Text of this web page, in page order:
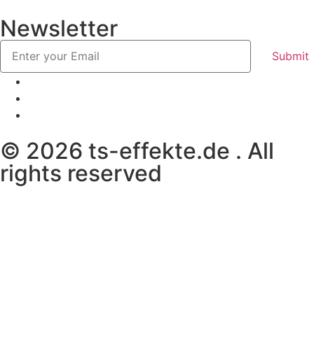
Newsletter
Submit
© 2026 ts-effekte.de . All
rights reserved